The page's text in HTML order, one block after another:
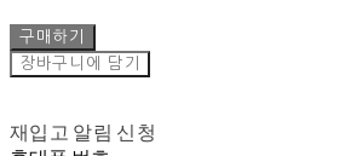
구매하기
장바구니에 담기
재입고 알림 신청